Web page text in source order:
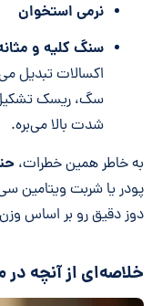
نرمی استخوان
سنگ کلیه و
اکسالات تبدیل
سگ، ریسک تشکیل
شدت بالا می‌بره.
به خاطر همین خطرات،
پودر یا شربت ویتامین
دوز دقیق رو بر اساس
خلاصه‌ای از آنچه